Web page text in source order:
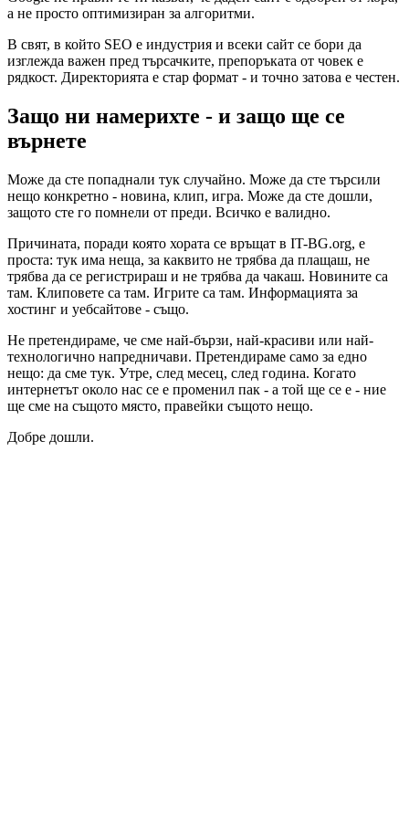
а не просто оптимизиран за алгоритми.
В свят, в който SEO е индустрия и всеки сайт се бори да
изглежда важен пред търсачките, препоръката от човек е
рядкост. Директорията е стар формат - и точно затова е честен.
Защо ни намерихте - и защо ще се
върнете
Може да сте попаднали тук случайно. Може да сте търсили
нещо конкретно - новина, клип, игра. Може да сте дошли,
защото сте го помнели от преди. Всичко е валидно.
Причината, поради която хората се връщат в IT-BG.org, е
проста: тук има неща, за каквито не трябва да плащаш, не
трябва да се регистрираш и не трябва да чакаш. Новините са
там. Клиповете са там. Игрите са там. Информацията за
хостинг и уебсайтове - също.
Не претендираме, че сме най-бързи, най-красиви или най-
технологично напредничави. Претендираме само за едно
нещо: да сме тук. Утре, след месец, след година. Когато
интернетът около нас се е променил пак - а той ще се е - ние
ще сме на същото място, правейки същото нещо.
Добре дошли.